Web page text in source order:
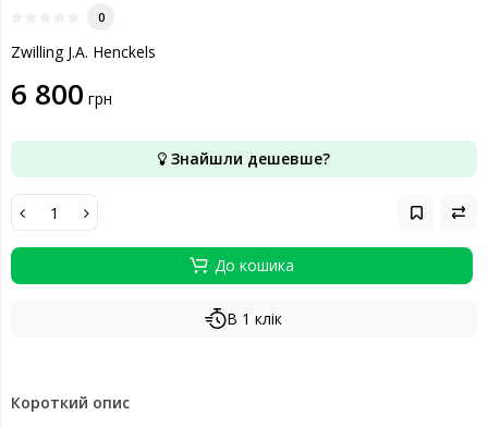
0
Zwilling J.A. Henckels
6 800 грн
Знайшли дешевше?
До кошика
В 1 клік
Короткий опис